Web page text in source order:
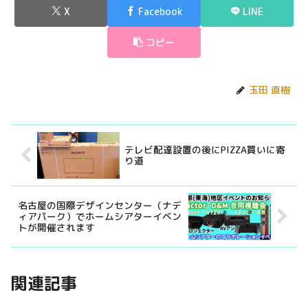
X Facebook LINE
コピー
玉田 直樹
テレビ配達設置の後にPIZZA買いに寄
り道
名古屋の国際デザインセンター（ナデ
ィアパーク）でホームシアターイベン
トが開催されます
関連記事